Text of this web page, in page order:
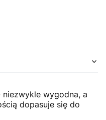
wygodna, a
dopasuje się do